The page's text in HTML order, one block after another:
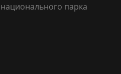
национального парка